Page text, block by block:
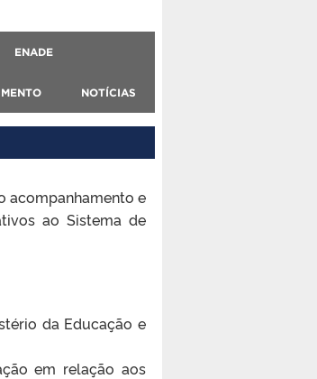
ENADE
NOTÍCIAS
acompanhamento e
ao Sistema de
da Educação e
em relação aos